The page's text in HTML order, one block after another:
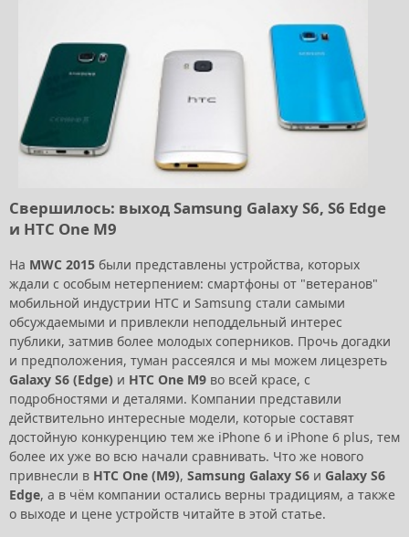
Свершилось: выход Samsung Galaxy S6, S6 Edge
и HTC One M9
На MWC 2015 были представлены устройства, которых
ждали с особым нетерпением: смартфоны от "ветеранов"
мобильной индустрии HTC и Samsung стали самыми
обсуждаемыми и привлекли неподдельный интерес
публики, затмив более молодых соперников. Прочь догадки
и предположения, туман рассеялся и мы можем лицезреть
Galaxy S6 (Edge) и HTC One M9 во всей красе, с
подробностями и деталями. Компании представили
действительно интересные модели, которые составят
достойную конкуренцию тем же iPhone 6 и iPhone 6 plus, тем
более их уже во всю начали сравнивать. Что же нового
привнесли в HTC One (M9), Samsung Galaxy S6 и Galaxy S6
Edge, а в чём компании остались верны традициям, а также
о выходе и цене устройств читайте в этой статье.